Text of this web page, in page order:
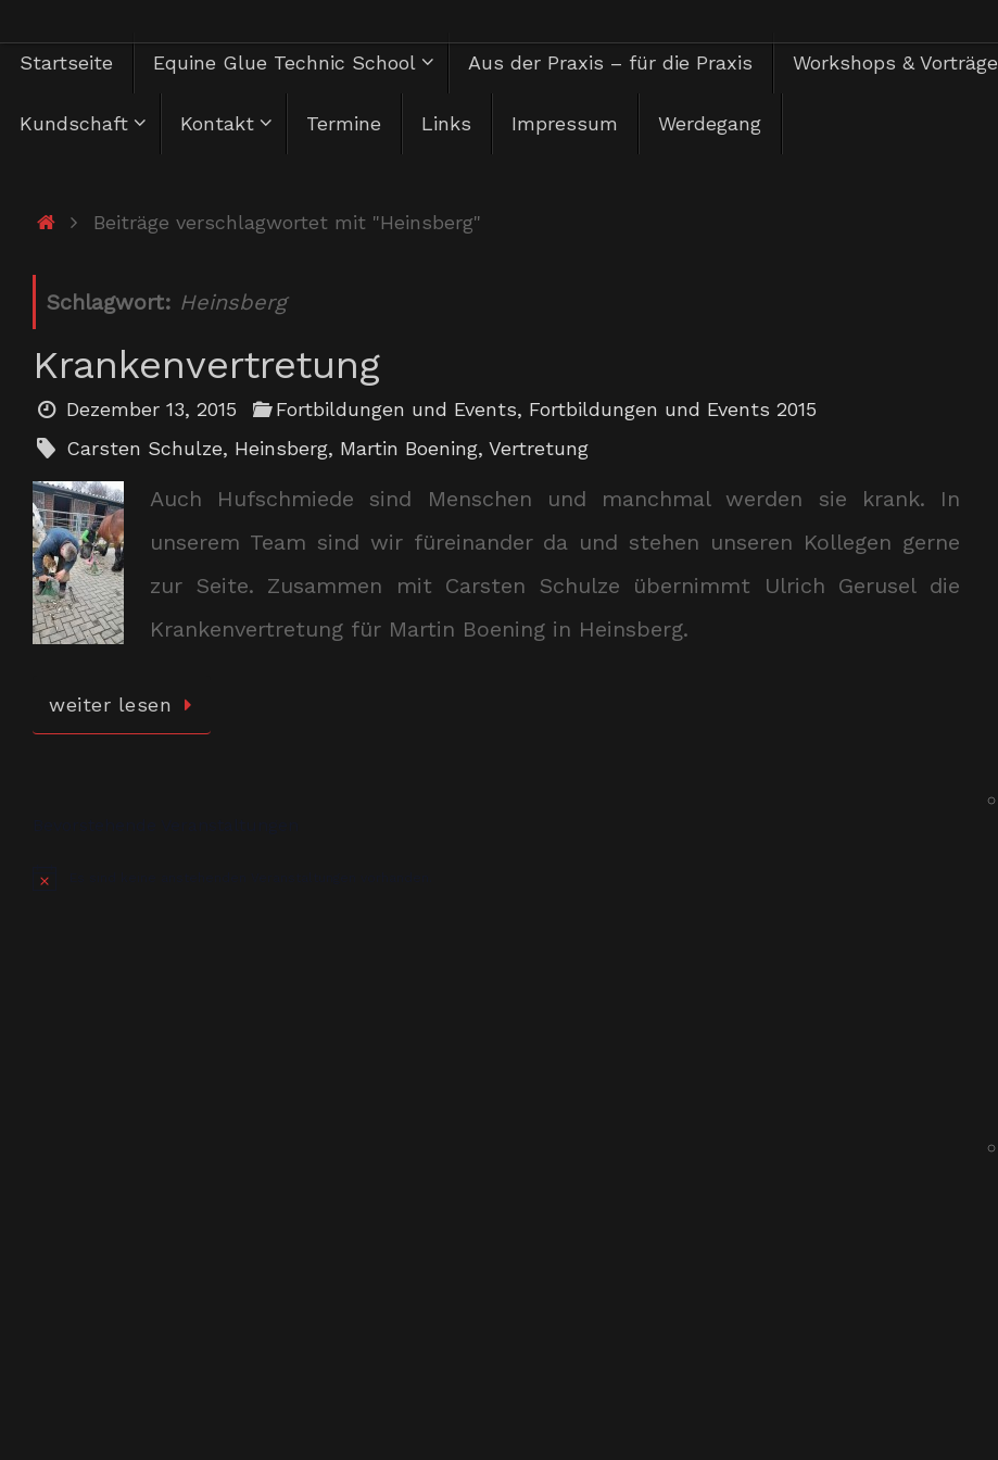
Zum
Zum
InhaltStartseite Equine Glue Technic School Aus der Praxis – für die Praxis Workshops & Vorträge
Kundschaft Kontakt Termine Links Impressum Werdegang
StartBeiträge verschlagwortet mit "Heinsberg"
Schlagwort: Heinsberg
Krankenvertretung
Dezember 13, 2015 Fortbildungen und Events, Fortbildungen und Events 2015
Carsten Schulze, Heinsberg, Martin Boening, Vertretung
Auch Hufschmiede sind Menschen und manchmal werden sie krank. In
unserem Team sind wir füreinander da und stehen unseren Kollegen gerne
zur Seite. Zusammen mit Carsten Schulze übernimmt Ulrich Gerusel die
Krankenvertretung für Martin Boening in Heinsberg.
weiter lesen
Hinweis